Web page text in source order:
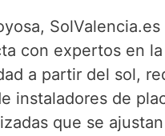
con expertos en
a partir del sol,
instaladores de
que se